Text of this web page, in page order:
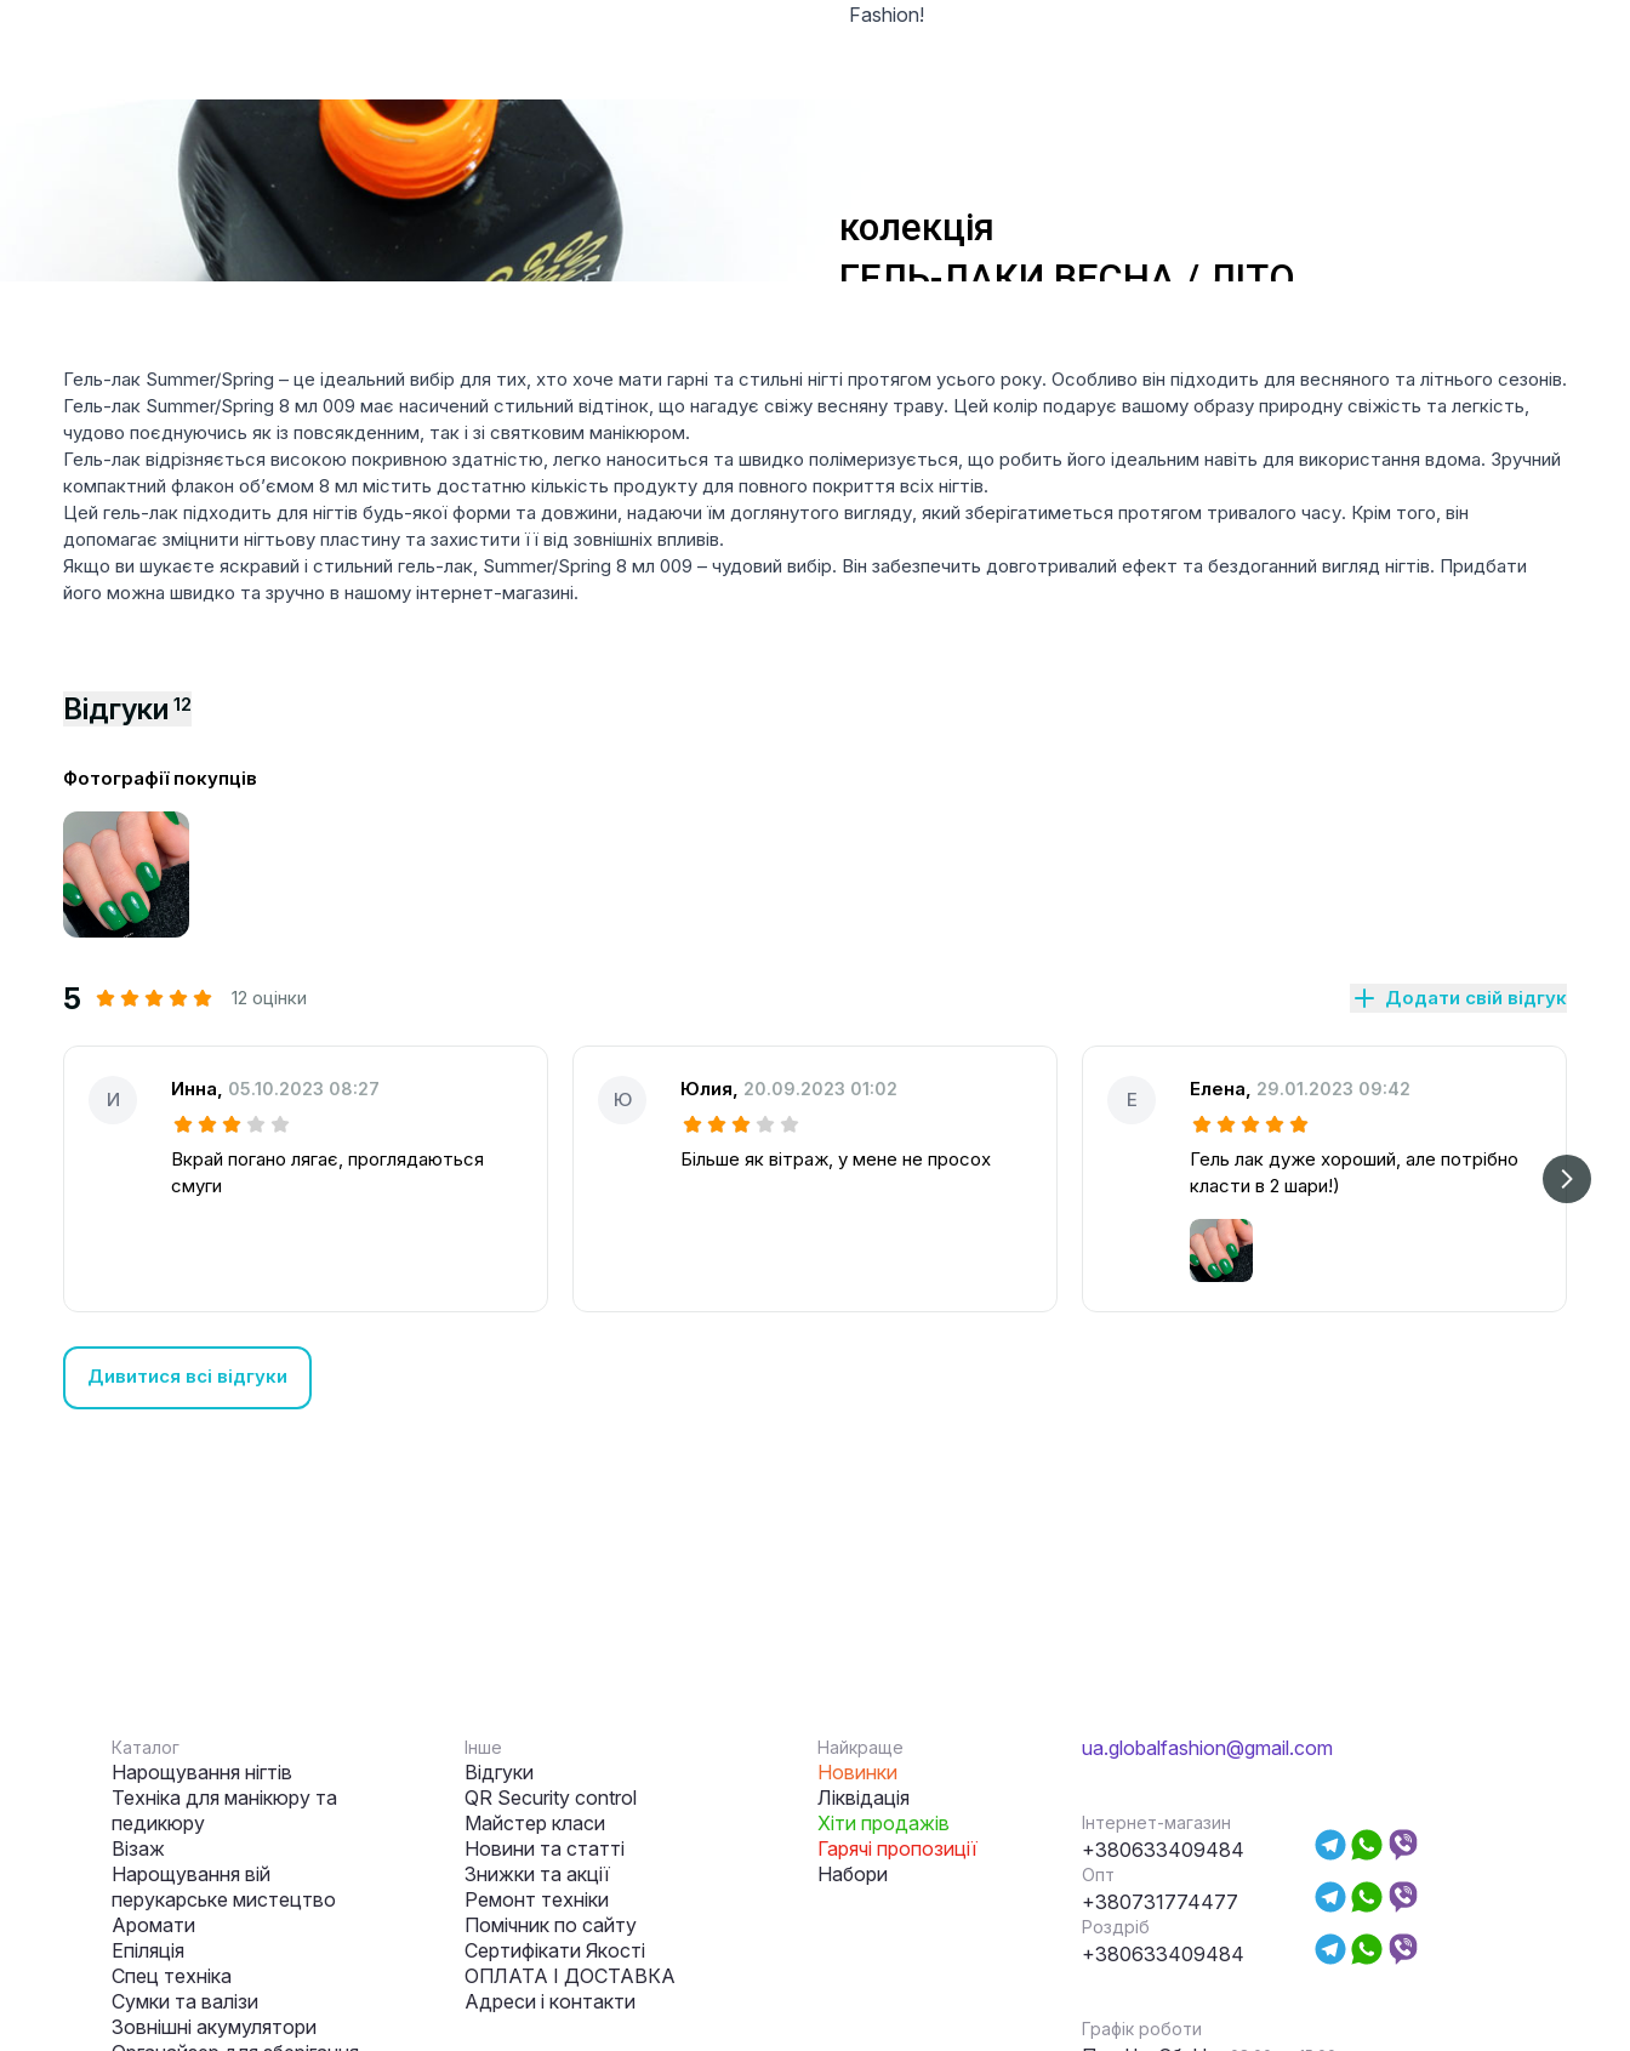
Fashion!
Гель-лак Summer/Spring – це ідеальний вибір для тих, хто хоче мати гарні та стильні нігті протягом усього року. Особливо він підходить для весняного та літнього сезонів.
Гель-лак Summer/Spring 8 мл 009 має насичений стильний відтінок, що нагадує свіжу весняну траву. Цей колір подарує вашому образу природну свіжість та легкість,
чудово поєднуючись як із повсякденним, так і зі святковим манікюром.
Гель-лак відрізняється високою покривною здатністю, легко наноситься та швидко полімеризується, що робить його ідеальним навіть для використання вдома. Зручний
компактний флакон об’ємом 8 мл містить достатню кількість продукту для повного покриття всіх нігтів.
Цей гель-лак підходить для нігтів будь-якої форми та довжини, надаючи їм доглянутого вигляду, який зберігатиметься протягом тривалого часу. Крім того, він
допомагає зміцнити нігтьову пластину та захистити її від зовнішніх впливів.
Якщо ви шукаєте яскравий і стильний гель-лак, Summer/Spring 8 мл 009 – чудовий вибір. Він забезпечить довготривалий ефект та бездоганний вигляд нігтів. Придбати
його можна швидко та зручно в нашому інтернет-магазині.
Відгуки 12
Фотографії покупців
5 12 оцінки Додати свій відгук
И Инна 05.10.2023 08:27
Вкрай погано лягає, проглядаються
смуги
Ю Юлия 20.09.2023 01:02
Більше як вітраж, у мене не просох
Е Елена 29.01.2023 09:42
Гель лак дуже хороший, але потрібно
класти в 2 шари!)
Дивитися всі відгуки
Каталог
Нарощування нігтів
Техніка для манікюру та
педикюру
Візаж
Нарощування вій
перукарське мистецтво
Аромати
Епіляція
Спец техніка
Сумки та валізи
Зовнішні акумулятори
Інше
Відгуки
QR Security control
Майстер класи
Новини та статті
Знижки та акції
Ремонт техніки
Помічник по сайту
Сертифікати Якості
ОПЛАТА І ДОСТАВКА
Адреси і контакти
Найкраще
Новинки
Ліквідація
Хіти продажів
Гарячі пропозиції
Набори
ua.globalfashion@gmail.com
Інтернет-магазин
+380633409484
Опт
+380731774477
Роздріб
+380633409484
Графік роботи